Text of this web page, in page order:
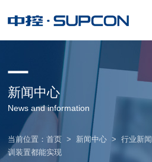
新闻中心
News and information
当前位置：首页 > 新闻中心 >行业新闻
训装置都能实现